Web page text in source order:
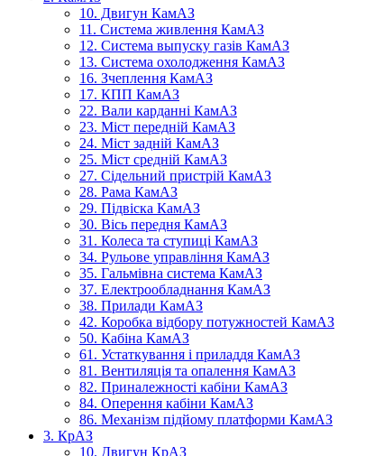
10. Двигун КамАЗ
11. Система живлення КамАЗ
12. Система выпуску газів КамАЗ
13. Система охолодження КамАЗ
16. Зчеплення КамАЗ
17. КПП КамАЗ
22. Вали карданні КамАЗ
23. Міст передній КамАЗ
24. Міст задній КамАЗ
25. Міст средній КамАЗ
27. Сідельний пристрій КамАЗ
28. Рама КамАЗ
29. Підвіска КамАЗ
30. Вісь передня КамАЗ
31. Колеса та ступиці КамАЗ
34. Рульове управління КамАЗ
35. Гальмівна система КамАЗ
37. Електрообладнання КамАЗ
38. Прилади КамАЗ
42. Коробка відбору потужностей КамАЗ
50. Кабіна КамАЗ
61. Устаткування і приладдя КамАЗ
81. Вентиляція та опалення КамАЗ
82. Приналежності кабіни КамАЗ
84. Оперення кабіни КамАЗ
86. Механізм підйому платформи КамАЗ
3. КрАЗ
10. Двигун КрАЗ